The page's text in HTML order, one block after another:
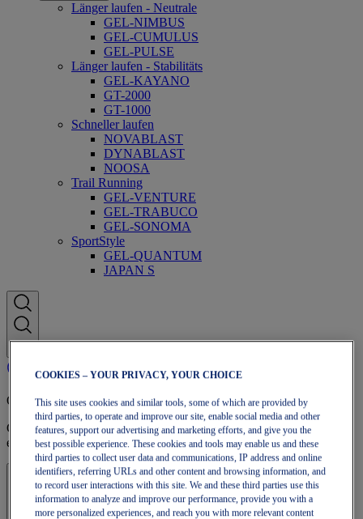
Länger laufen - Neutrale
GEL-NIMBUS
GEL-CUMULUS
GEL-PULSE
Länger laufen - Stabilitäts
GEL-KAYANO
GT-2000
GT-1000
Schneller laufen
NOVABLAST
DYNABLAST
NOOSA
Trail Running
GEL-VENTURE
GEL-TRABUCO
GEL-SONOMA
SportStyle
GEL-QUANTUM
JAPAN S
OneASICS™-Mitgliedschaft
Genieße kostenlosen Versand, kostenlose Rücksendungen,
exklusive Rabatte und mehr – mit den OneASICS™-Vorteilen.
Anmelden | Konto erstellen
COOKIES – YOUR PRIVACY, YOUR CHOICE
This site uses cookies and similar tools, some of which are provided by
third parties, to operate and improve our site, enable social media and other
features, support our advertising and marketing efforts, and give you the
best possible experience. These cookies and tools may enable us and these
third parties to collect user data and communications, IP address and online
identifiers, referring URLs and other content and browsing information, and
to record user interactions with this site. We and these third parties use this
information to analyze and improve our performance, provide you with a
more personalized experiences, and reach you with more relevant content